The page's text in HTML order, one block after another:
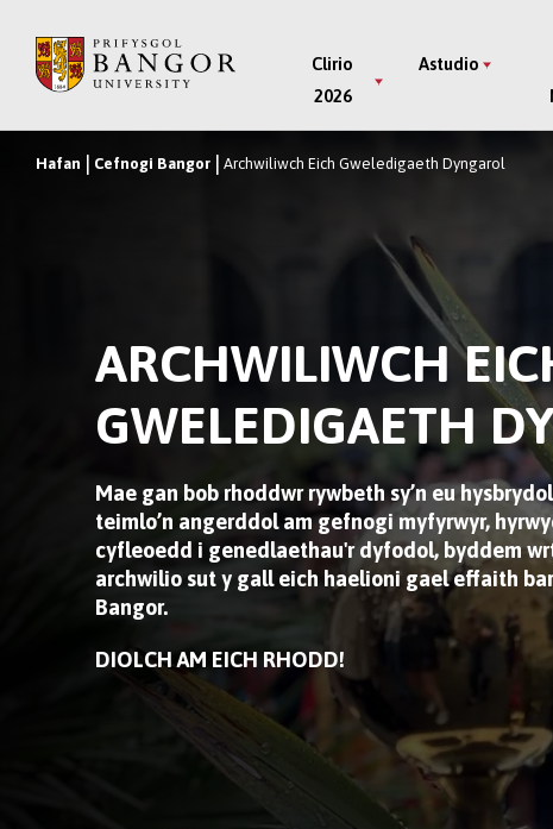
Main
Menu
Clirio
2026
Astudio
Breadcrumb
Hafan Cefnogi Bangor Archwiliwch Eich Gweledigaeth Dyngarol
ARCHWILIWCH
GWELEDIGAETH
Mae gan bob rhoddwr rywbeth sy’n eu
teimlo’n angerddol am gefnogi myfyrwyr,
cyfleoedd i genedlaethau'r dyfodol, byddem
archwilio sut y gall eich haelioni gael effaith
Bangor.
DIOLCH AM EICH RHODD!